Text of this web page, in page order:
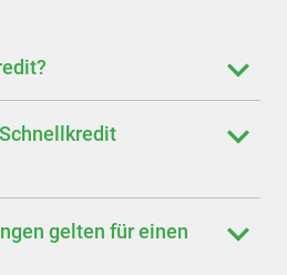
gelten für einen